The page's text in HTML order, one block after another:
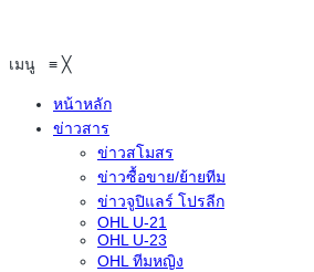
เมนู ≡ ╳
หน้าหลัก
ข่าวสาร
ข่าวสโมสร
ข่าวซื้อขาย/ย้ายทีม
ข่าวจูปิแลร์ โปรลีก
OHL U-21
OHL U-23
OHL ทีมหญิง